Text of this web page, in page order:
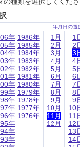
の種類を選択してくだ
年月日の選
年
年
年
年
年
年
年
年
年
年
年
年
年
年
1986年
1985年
1984年
1983年
1982年
1981年
1980年
1979年
1978年
1977年
1976年
1月
2月
3月
4月
5月
6月
7月
8月
9月
10月
11月
12月
1
2
3
4
5
6
7
8
9
10
11
12
13
14